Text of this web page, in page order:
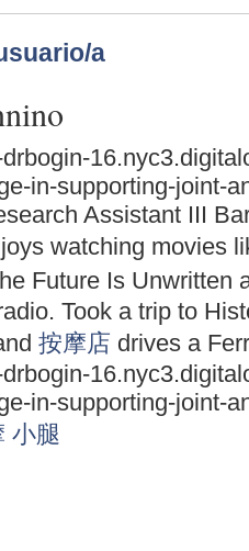
a
in-supporting-joint-
Assistant III
watching movies
Future Is Unwritten
Took a trip to
按摩店 drives a
in-supporting-joint-
小腿